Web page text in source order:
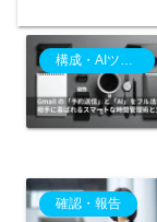
確認・報告